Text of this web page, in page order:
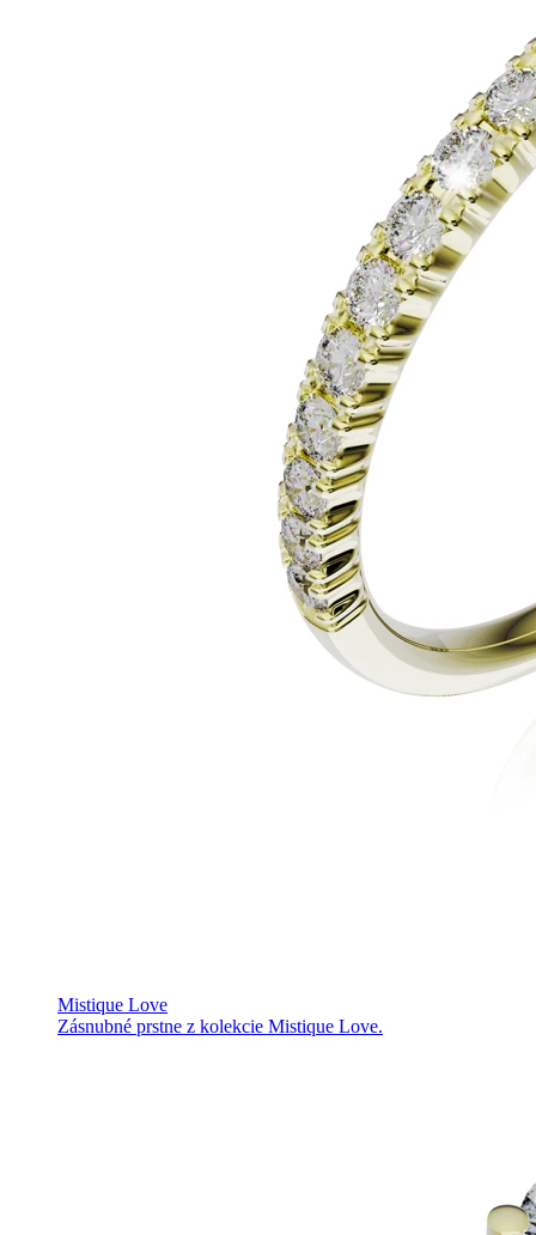
Mistique Love
Zásnubné prstne z kolekcie Mistique Love.